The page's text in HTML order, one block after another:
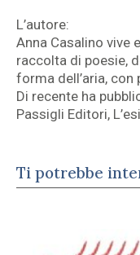
L’autore:
Anna Casalino vive
raccolta di poesie,
forma dell’aria, con
Di recente ha
Passigli Editori,
Ti potrebbe